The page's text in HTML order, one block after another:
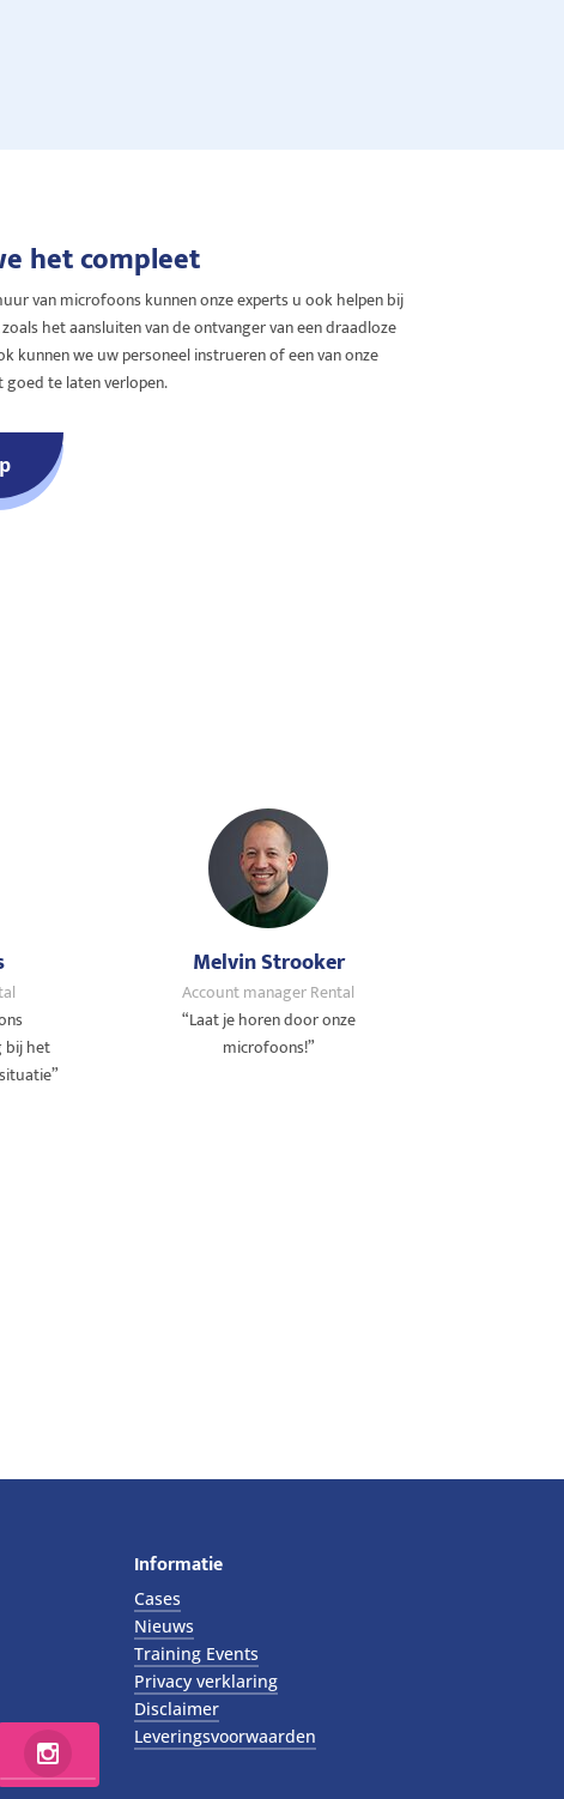
het compleet
van microfoons kunnen onze experts u ook helpen bij
het aansluiten van de ontvanger van een draadloze
kunnen we uw personeel instrueren of een van onze
te laten verlopen.
bij het
Melvin Strooker
Account manager Rental
“Laat je horen door onze
microfoons!”
Informatie
Cases
Nieuws
Training Events
Privacy verklaring
Disclaimer
Leveringsvoorwaarden